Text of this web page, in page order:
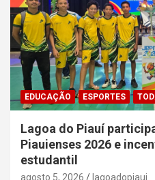
EDUCAÇÃO ESPORTES
Lagoa do Piauí
Piauienses 2026 e
estudantil
agosto 5, 2026 lagoadopiaui